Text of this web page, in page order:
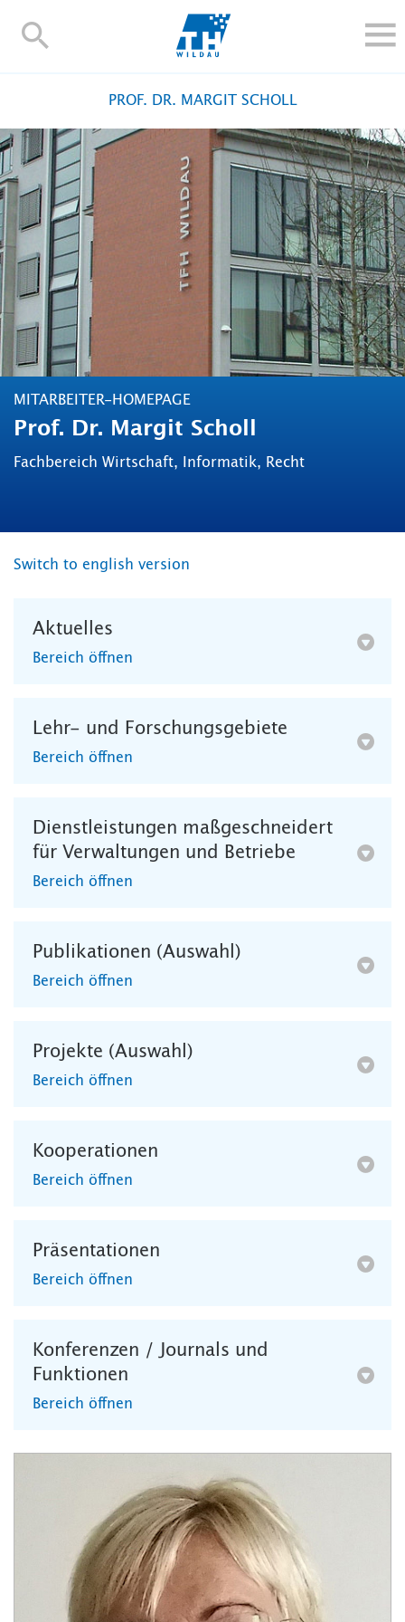
TH-
FORSCHUNG UND TRANSFER
ALUMNI
HOCHSCHULE
INTERNATIONAL
BESCHÄFTIGTE
Blogs Kontakt und Anfahrt Moodle
TH Online-Portal Personensuche English
PROF. DR. MARGIT SCHOLL
MITARBEITER-HOMEPAGE
Prof. Dr. Margit Scholl
Fachbereich Wirtschaft, Informatik, Recht
Switch to english version
Aktuelles
Bereich öffnen
Lehr- und Forschungsgebiete
Bereich öffnen
Dienstleistungen maßgeschneidert
für Verwaltungen und Betriebe
Bereich öffnen
Publikationen (Auswahl)
Bereich öffnen
Projekte (Auswahl)
Bereich öffnen
Kooperationen
Bereich öffnen
Präsentationen
Bereich öffnen
Konferenzen / Journals und
Funktionen
Bereich öffnen